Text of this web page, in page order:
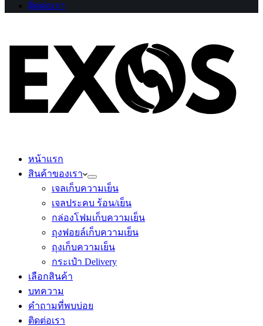
ติดต่อเรา
หน้าแรก
สินค้าของเรา
เจลเก็บความเย็น
เจลประคบ ร้อน/เย็น
กล่องโฟมเก็บความเย็น
ถุงฟอยล์เก็บความเย็น
ถุงเก็บความเย็น
กระเป๋า Delivery
เลือกสินค้า
บทความ
คำถามที่พบบ่อย
ติดต่อเรา